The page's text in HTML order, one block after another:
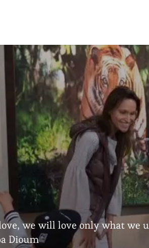
we will love only what we
Dioum